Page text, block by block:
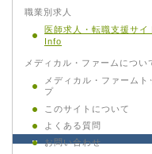
職業別求人
医師求人・転職支援サイ
Info
メディカル・ファームについ
メディカル・ファームト
プ
このサイトについて
よくある質問
お問い合わせ